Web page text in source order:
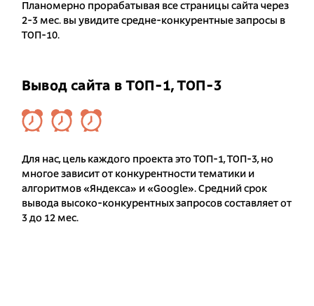
Планомерно прорабатывая все страницы сайта через
2-3 мес. вы увидите средне-конкурентные запросы в
ТОП-10.
Вывод сайта в ТОП-1, ТОП-3
Для нас, цель каждого проекта это ТОП-1, ТОП-3, но
многое зависит от конкурентности тематики и
алгоритмов «Яндекса» и «Google». Средний срок
вывода высоко-конкурентных запросов составляет от
3 до 12 мес.